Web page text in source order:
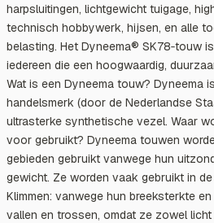
harpsluitingen, lichtgewicht tuigage,
technisch hobbywerk, hijsen, en alle
belasting. Het Dyneema® SK78‑touw
iedereen die een hoogwaardig,
Wat is een Dyneema touw? Dyneema
handelsmerk (door de Nederlandse
ultrasterke synthetische vezel. Waar
voor gebruikt? Dyneema touwen
gebieden gebruikt vanwege hun
gewicht. Ze worden vaak gebruikt in
Klimmen: vanwege hun breeksterkte
vallen en trossen, omdat ze zowel